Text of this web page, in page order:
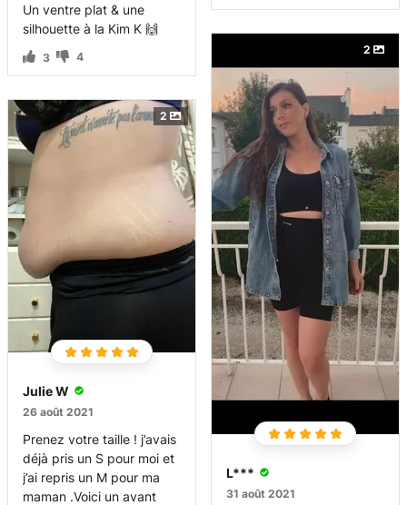
Un ventre plat & une
silhouette à la Kim K 🙌
3 4
2
L***
31 août 2021
2
Julie W
26 août 2021
Prenez votre taille ! j’avais
déjà pris un S pour moi et
j’ai repris un M pour ma
maman .Voici un avant